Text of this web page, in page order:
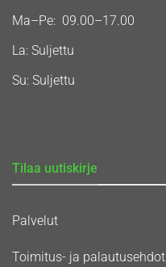
Ma–Pe: 09.00–17.00
La: Suljettu
Su: Suljettu
Tilaa uutiskirje
Palvelut
Toimitus- ja palautusehdot